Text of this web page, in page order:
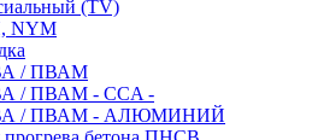
(TV)
NYM
/ ПВАМ
/ ПВАМ - CCA -
/ ПВАМ - АЛЮМИНИЙ